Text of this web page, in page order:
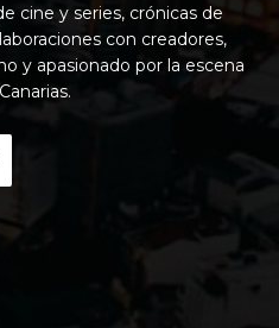
cine y series, crónicas de
con creadores,
y apasionado por la escena